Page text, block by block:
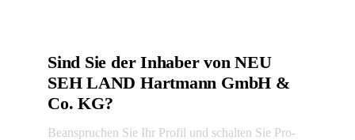
Sind Sie der Inhaber von NEU
SEH LAND Hartmann GmbH &
Co. KG?
Beanspruchen Sie Ihr Profil und schalten Sie Pro-